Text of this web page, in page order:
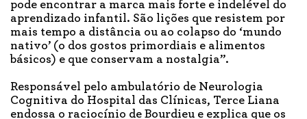
pode encontrar a marca mais forte e indelével do
aprendizado infantil. São lições que resistem por
mais tempo a distância ou ao colapso do ‘mundo
nativo’ (o dos gostos primordiais e alimentos
básicos) e que conservam a nostalgia”.
Responsável pelo ambulatório de Neurologia
Cognitiva do Hospital das Clínicas, Terce Liana
endossa o raciocínio de Bourdieu e explica que os